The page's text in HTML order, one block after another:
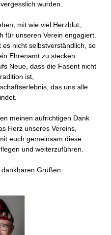
wurden.
mit wie viel Herzblut,
für unseren Verein engagiert.
nicht selbstverständlich, so
Ehrenamt zu stecken.
Neue, dass die Fasent nicht
ist,
das uns alle
meinen aufrichtigen Dank
Herz unseres Vereins,
euch gemeinsam diese
und weiterzuführen.
Grüßen